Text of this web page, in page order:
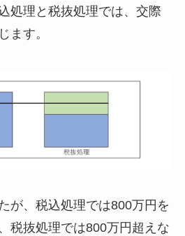
処理と税抜処理では、交際
ます。
が、税込処理では800万円を
税抜処理では800万円超えな